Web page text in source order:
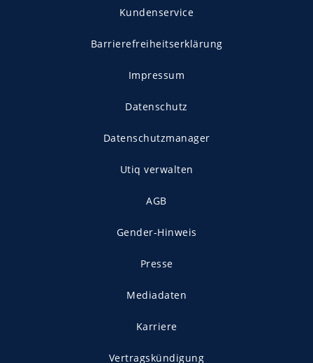
Kundenservice
Barrierefreiheitserklärung
Impressum
Datenschutz
Datenschutzmanager
Utiq verwalten
AGB
Gender-Hinweis
Presse
Mediadaten
Karriere
Vertragskündigung